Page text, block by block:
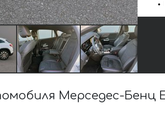
Мерседес-Бенц